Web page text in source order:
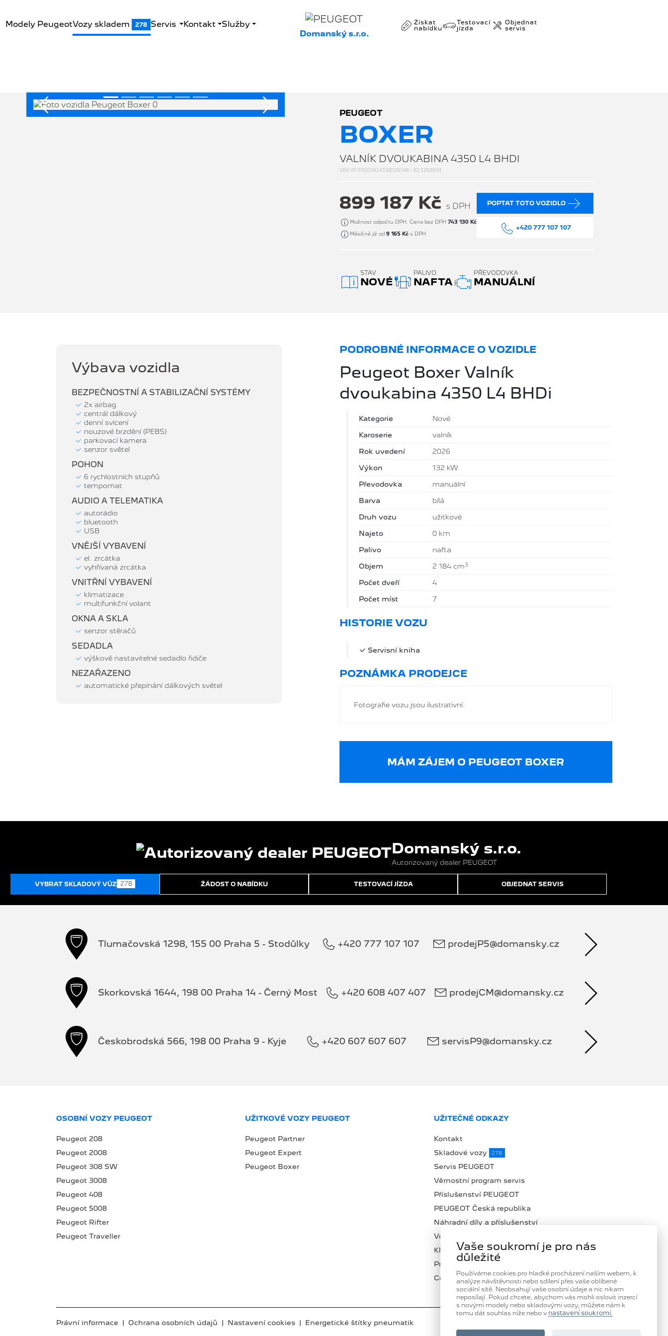
Modely PeugeotVozy skladem 278 Servis Kontakt
Služby
Domanský s.r.o.
Získat
nabídku
Testovací
jízda
Objednat
servis
Předchozí Následující PEUGEOT
BOXER
VALNÍK DVOUKABINA 4350 L4 BHDI
VIN:VF3YDG6G4TMD29746 / ID:1263934
899 187 Kč s DPH
Možnost odpočtu DPH. Cena bez DPH 743 130 Kč
Měsíčně již od 9 165 Kč s DPH
POPTAT TOTO VOZIDLO
+420 777 107 107
STAV
NOVÉ
PALIVO
NAFTA
PŘEVODOVKA
MANUÁLNÍ
Výbava vozidla
BEZPEČNOSTNÍ A STABILIZAČNÍ SYSTÉMY
2x airbag
centrál dálkový
denní svícení
nouzové brzdění (PEBS)
parkovací kamera
senzor světel
POHON
6 rychlostních stupňů
tempomat
AUDIO A TELEMATIKA
autorádio
bluetooth
USB
VNĚJŠÍ VYBAVENÍ
el. zrcátka
vyhřívaná zrcátka
VNITŘNÍ VYBAVENÍ
klimatizace
multifunkční volant
OKNA A SKLA
senzor stěračů
SEDADLA
výškově nastavitelné sedadlo řidiče
NEZAŘAZENO
automatické přepínání dálkových světel
PODROBNÉ INFORMACE O VOZIDLE
Peugeot Boxer Valník
dvoukabina 4350 L4 BHDi
Kategorie Nové
Karoserie valník
Rok uvedení 2026
Výkon 132 kW
Převodovka manuální
Barva bílá
Druh vozu užitkové
Najeto 0 km
Palivo nafta
Objem 2 184 cm3
Počet dveří 4
Počet míst 7
HISTORIE VOZU
Servisní kniha
POZNÁMKA PRODEJCE
Fotografie vozu jsou ilustrativní.
MÁM ZÁJEM O PEUGEOT BOXER
Domanský s.r.o.
Autorizovaný dealer PEUGEOT
VYBRAT SKLADOVÝ VŮZ 278 ŽÁDOST O NABÍDKU TESTOVACÍ JÍZDA OBJEDNAT SERVIS
Tlumačovská 1298, 155 00 Praha 5 - Stodůlky +420 777 107 107 prodejP5@domansky.cz
Skorkovská 1644, 198 00 Praha 14 - Černý Most +420 608 407 407 prodejCM@domansky.cz
Českobrodská 566, 198 00 Praha 9 - Kyje +420 607 607 607 servisP9@domansky.cz
OSOBNÍ VOZY PEUGEOT
Peugeot 208
Peugeot 2008
Peugeot 308 SW
Peugeot 3008
Peugeot 408
Peugeot 5008
Peugeot Rifter
Peugeot Traveller
UŽITKOVÉ VOZY PEUGEOT
Peugeot Partner
Peugeot Expert
Peugeot Boxer
UŽITEČNÉ ODKAZY
Kontakt
Skladové vozy
278
Servis PEUGEOT
Věrnostní program servis
Příslušenství PEUGEOT
PEUGEOT Česká republika
Náhradní díly a příslušenství
Volná místa
Klub Domanský
Proč zvolit DOMANSKÝ
Centrum Peugeot Professional
Právní informace | Ochrana osobních údajů | Nastavení cookies| Energetické štítky pneumatik
SLEDUJTE NÁS
Vaše soukromí je pro nás
důležité
Používáme cookies pro hladké procházení naším webem, k
analýze návštěvnosti nebo sdílení přes vaše oblíbené
sociální sítě. Neobsahují vaše osobní údaje a nic nikam
neposílají. Pokud chcete, abychom vás mohli oslovit inzercí
s novými modely nebo skladovými vozy, můžete nám k
tomu dát souhlas níže nebo v nastavení soukromí.